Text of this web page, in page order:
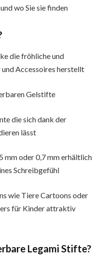
wo Sie sie finden
die fröhliche und
Accessoires herstellt
Gelstifte
die sich dank der
lässt
mm oder 0,7 mm erhältlich
Schreibgefühl
wie Tiere Cartoons oder
für Kinder attraktiv
Legami Stifte?